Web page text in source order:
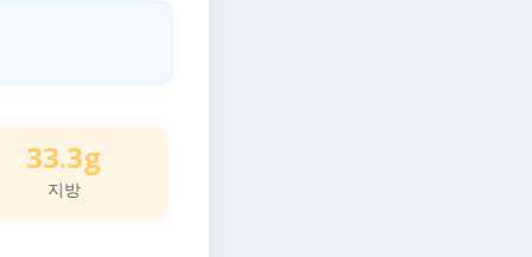
33.3g
지방